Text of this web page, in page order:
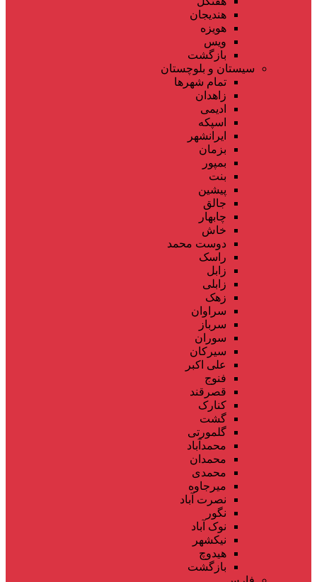
هندیجان
هویزه
ویس
بازگشت
سیستان و بلوچستان
تمام شهر‌ها
زاهدان
ادیمی
اسپکه
ایرانشهر
بزمان
بمپور
بنت
پیشین
جالق
چابهار
خاش
دوست محمد
راسک
زابل
زابلی
زهک
سراوان
سرباز
سوران
سیرکان
علی اکبر
فنوج
قصرقند
کنارک
گشت
گلمورتی
محمدآباد
محمدان
محمدی
میرجاوه
نصرت آباد
نگور
نوک آباد
نیکشهر
هیدوچ
بازگشت